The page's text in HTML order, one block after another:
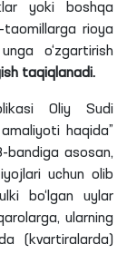
yoki boshqa
rioya
o‘zgartirish
taqiqlanadi.
Oliy Sudi
haqida”
bandiga asosan,
uchun olib
bo‘lgan uylar
ularning
(kvartiralarda)